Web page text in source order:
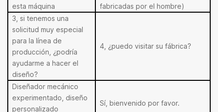
esta máquina
fabricadas por el hombre)
3, si tenemos una
solicitud muy especial
para la línea de
producción, ¿podría
ayudarme a hacer el
diseño?
4, ¿puedo visitar su fábrica?
Diseñador mecánico
experimentado, diseño
personalizado
Sí, bienvenido por favor.